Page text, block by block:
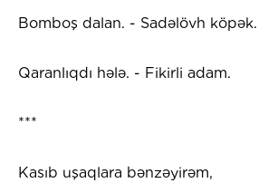
Bomboş dalan. - Sadəlövh köpək.
Qaranlıqdı hələ. - Fikirli adam.
***
Kasıb uşaqlara bənzəyirəm,